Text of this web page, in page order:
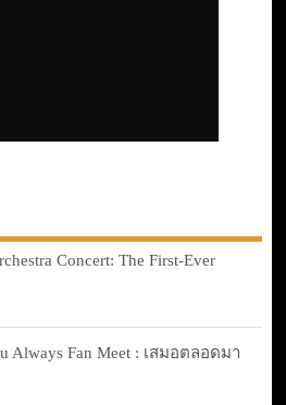
Concert: The First-Ever
Always Fan Meet : เสมอตลอดมา